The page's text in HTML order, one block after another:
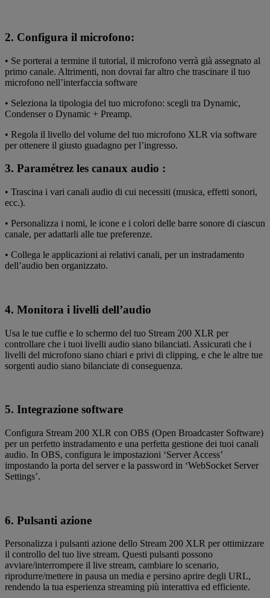
2. Configura il microfono:
• Se porterai a termine il tutorial, il microfono verrà già assegnato al
primo canale. Altrimenti, non dovrai far altro che trascinare il tuo
microfono nell’interfaccia software
• Seleziona la tipologia del tuo microfono: scegli tra Dynamic,
Condenser o Dynamic + Preamp.
• Regola il livello del volume del tuo microfono XLR via software
per ottenere il giusto guadagno per l’ingresso.
3. Paramétrez les canaux audio :
• Trascina i vari canali audio di cui necessiti (musica, effetti sonori,
ecc.).
• Personalizza i nomi, le icone e i colori delle barre sonore di ciascun
canale, per adattarli alle tue preferenze.
• Collega le applicazioni ai relativi canali, per un instradamento
dell’audio ben organizzato.
4. Monitora i livelli dell’audio
Usa le tue cuffie e lo schermo del tuo Stream 200 XLR per
controllare che i tuoi livelli audio siano bilanciati. Assicurati che i
livelli del microfono siano chiari e privi di clipping, e che le altre tue
sorgenti audio siano bilanciate di conseguenza.
5. Integrazione software
Configura Stream 200 XLR con OBS (Open Broadcaster Software)
per un perfetto instradamento e una perfetta gestione dei tuoi canali
audio. In OBS, configura le impostazioni ‘Server Access’
impostando la porta del server e la password in ‘WebSocket Server
Settings’.
6. Pulsanti azione
Personalizza i pulsanti azione dello Stream 200 XLR per ottimizzare
il controllo del tuo live stream. Questi pulsanti possono
avviare/interrompere il live stream, cambiare lo scenario,
riprodurre/mettere in pausa un media e persino aprire degli URL,
rendendo la tua esperienza streaming più interattiva ed efficiente.